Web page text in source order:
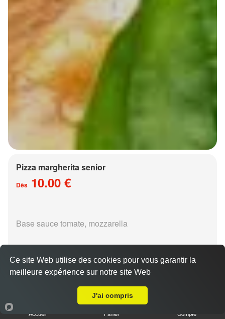
Pizza margherita senior
Dès 10.00 €
Base sauce tomate, mozzarella
15.00 €
Accueil Panier Compte
Ce site Web utilise des cookies pour vous garantir la
meilleure expérience sur notre site Web
J'ai compris